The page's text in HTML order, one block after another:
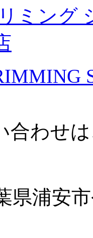
ミング
合わせ
県浦安